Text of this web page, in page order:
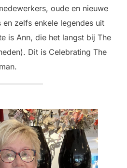
oude en nieuwe
zelfs enkele legendes uit
is Ann, die het langst bij The
Dit is Celebrating The